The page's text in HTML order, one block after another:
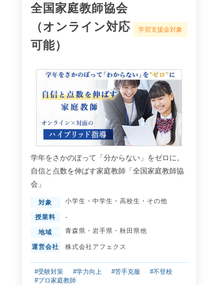
全国家庭教師協会
（オンライン対応
可能）
学習支援金対象
学年をさかのぼって「分からない」をゼロに。
自信と点数を伸ばす家庭教師「全国家庭教師協
会」
対象 小学生 ・ 中学生 ・ 高校生 ・ その他
授業料 -
地域 青森県 ・ 岩手県 ・ 秋田県他
運営会社 株式会社アフェクス
#受験対策 #学力向上 #苦手克服
#不登校
#プロ家庭教師